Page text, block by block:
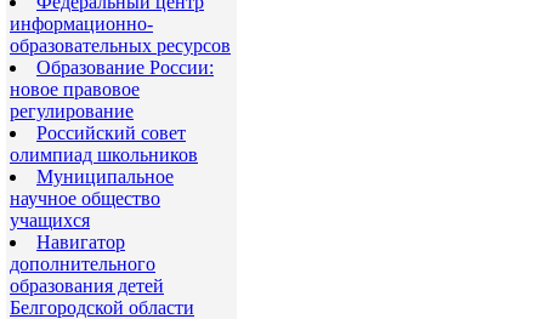
информационно-
образовательных ресурсов
Образование России:
новое правовое
регулирование
Российский совет
олимпиад школьников
Муниципальное
научное общество
учащихся
Навигатор
дополнительного
образования детей
Белгородской области